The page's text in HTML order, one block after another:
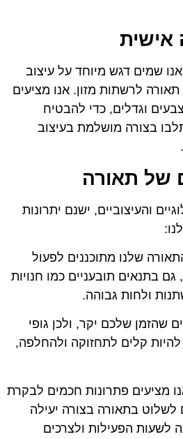
אישית
שמים דגש מיוחד על עיצוב
לרשתות מזון. אנו מציעים
וגדלים, כדי להבטיח
בצורה מושלמת בעיצוב
של תאורה
והעיצוביים, ישנם יתרונות
שלנו מתוכננים לפעול
בתנאים תובעניים כמו חנויות
ולחות גבוהה.
שהזמן שלכם יקר, ולכן גופי
קלים לתחזוקה ולהחלפה,
מציעים פתרונות חכמים לבקרת
בתאורה בצורה יעילה
לשעות הפעילות ולצרכים